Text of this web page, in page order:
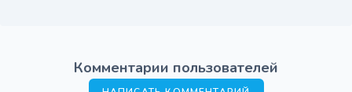
Комментарии пользователей